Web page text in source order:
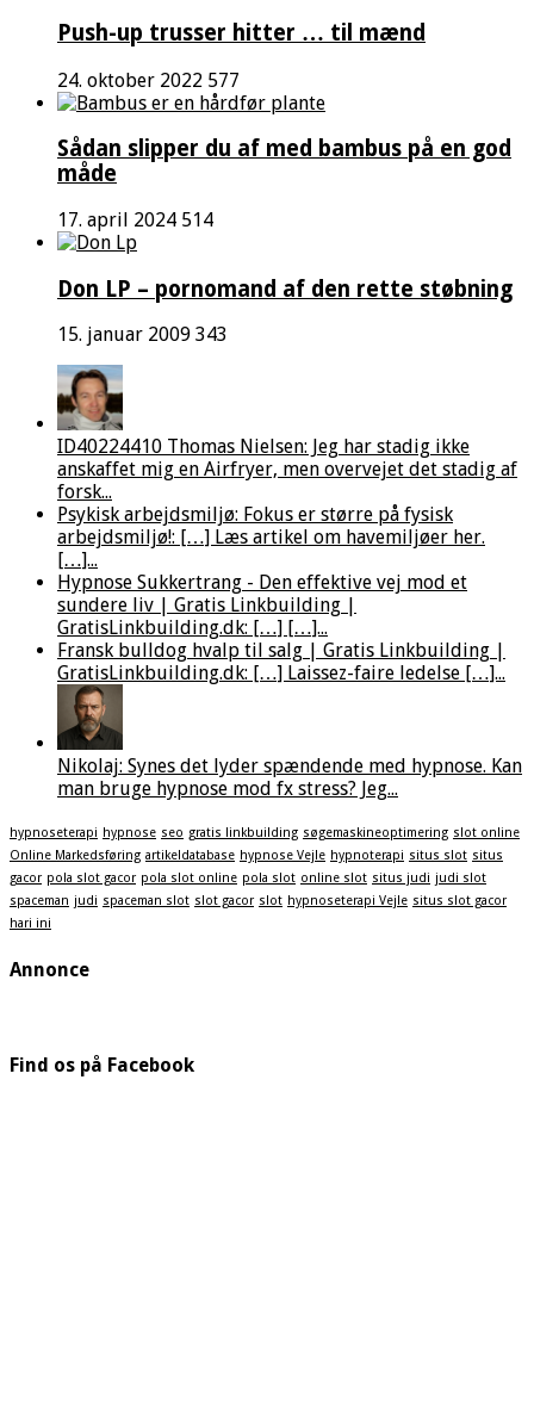
Push-up trusser hitter … til mænd
24. oktober 2022 577
Sådan slipper du af med bambus på en god
måde
17. april 2024 514
Don LP – pornomand af den rette støbning
15. januar 2009 343
ID40224410 Thomas Nielsen: Jeg har stadig ikke
anskaffet mig en Airfryer, men overvejet det stadig af
forsk...
Psykisk arbejdsmiljø: Fokus er større på fysisk
arbejdsmiljø!: […] Læs artikel om havemiljøer her.
[…]...
Hypnose Sukkertrang - Den effektive vej mod et
sundere liv | Gratis Linkbuilding |
GratisLinkbuilding.dk: […] […]...
Fransk bulldog hvalp til salg | Gratis Linkbuilding |
GratisLinkbuilding.dk: […] Laissez-faire ledelse […]...
Nikolaj: Synes det lyder spændende med hypnose. Kan
man bruge hypnose mod fx stress? Jeg...
hypnoseterapi hypnose seo gratis linkbuilding søgemaskineoptimering slot online
Online Markedsføring artikeldatabase hypnose Vejle hypnoterapi situs slot situs
gacor pola slot gacor pola slot online pola slot online slot situs judi judi slot
spaceman judi spaceman slot slot gacor slot hypnoseterapi Vejle situs slot gacor
hari ini
Annonce
Find os på Facebook